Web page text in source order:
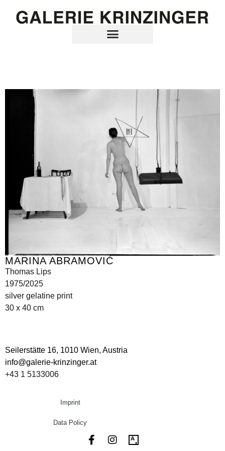
MARINA ABRAMOVIĆ
Thomas Lips
1975/2025
silver gelatine print
30 x 40 cm
Seilerstätte 16, 1010 Wien, Austria
info@galerie-krinzinger.at
+43 1 5133006
Imprint
Data Policy